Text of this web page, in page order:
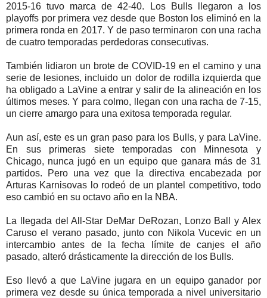
2015-16 tuvo marca de 42-40. Los Bulls llegaron a los
playoffs por primera vez desde que Boston los eliminó en la
primera ronda en 2017. Y de paso terminaron con una racha
de cuatro temporadas perdedoras consecutivas.
También lidiaron un brote de COVID-19 en el camino y una
serie de lesiones, incluido un dolor de rodilla izquierda que
ha obligado a LaVine a entrar y salir de la alineación en los
últimos meses. Y para colmo, llegan con una racha de 7-15,
un cierre amargo para una exitosa temporada regular.
Aun así, este es un gran paso para los Bulls, y para LaVine.
En sus primeras siete temporadas con Minnesota y
Chicago, nunca jugó en un equipo que ganara más de 31
partidos. Pero una vez que la directiva encabezada por
Arturas Karnisovas lo rodeó de un plantel competitivo, todo
eso cambió en su octavo año en la NBA.
La llegada del All-Star DeMar DeRozan, Lonzo Ball y Alex
Caruso el verano pasado, junto con Nikola Vucevic en un
intercambio antes de la fecha límite de canjes el año
pasado, alteró drásticamente la dirección de los Bulls.
Eso llevó a que LaVine jugara en un equipo ganador por
primera vez desde su única temporada a nivel universitario